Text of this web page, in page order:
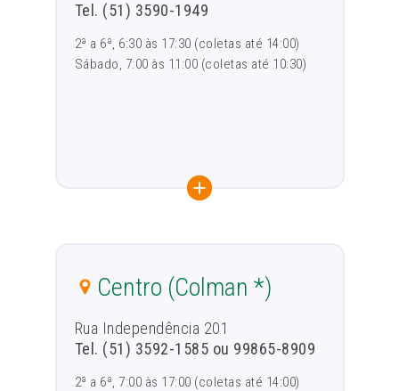
Tel. (51) 3590-1949
2ª a 6ª, 6:30 às 17:30 (coletas até 14:00)
Sábado, 7:00 às 11:00 (coletas até 10:30)
Centro (Colman *)
Rua Independência 201
Tel. (51) 3592-1585 ou 99865-8909
2ª a 6ª, 7:00 às 17:00 (coletas até 14:00)